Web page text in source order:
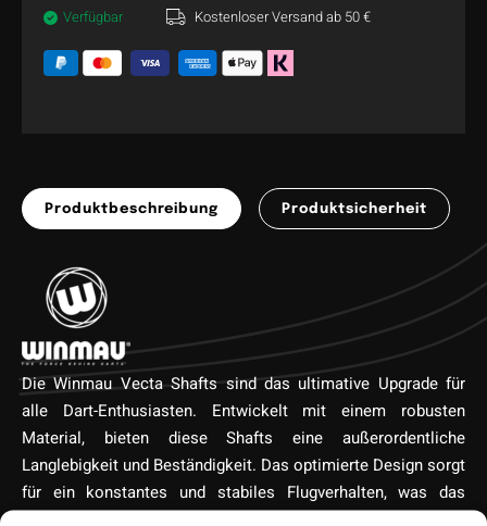
Verfügbar Kostenloser Versand ab 50 €
Produktbeschreibung Produktsicherheit
Die Winmau Vecta Shafts sind das ultimative Upgrade für
alle Dart-Enthusiasten. Entwickelt mit einem robusten
Material, bieten diese Shafts eine außerordentliche
Langlebigkeit und Beständigkeit. Das optimierte Design sorgt
für ein konstantes und stabiles Flugverhalten, was das